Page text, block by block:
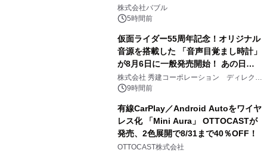
株式会社バブル
5時間前
仮面ライダー55周年記念！オリジナル
音源を搭載した 「音声目覚まし時計」
が8月6日に一般発売開始！ あの日の
大興奮が今甦る
株式会社 秀建コーポレーション ディレクト
アートギャラリー
9時間前
有線CarPlay／Android Autoをワイヤ
レス化 「Mini Aura」 OTTOCASTが
発売、2色展開で8/31まで40％OFF！
OTTOCAST株式会社